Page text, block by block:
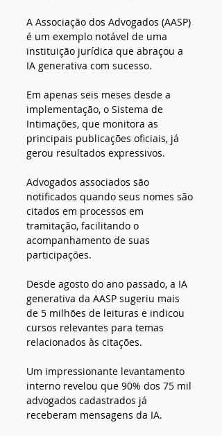
A Associação dos Advogados (AASP)
é um exemplo notável de uma
instituição jurídica que abraçou a
IA generativa com sucesso.
Em apenas seis meses desde a
implementação, o Sistema de
Intimações, que monitora as
principais publicações oficiais, já
gerou resultados expressivos.
Advogados associados são
notificados quando seus nomes são
citados em processos em
tramitação, facilitando o
acompanhamento de suas
participações.
Desde agosto do ano passado, a IA
generativa da AASP sugeriu mais
de 5 milhões de leituras e indicou
cursos relevantes para temas
relacionados às citações.
Um impressionante levantamento
interno revelou que 90% dos 75 mil
advogados cadastrados já
receberam mensagens da IA.